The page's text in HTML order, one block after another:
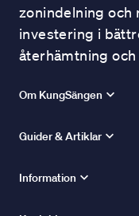
zonindelning och
investering i
återhämtning
Om KungSängen
Guider & Artiklar
Information